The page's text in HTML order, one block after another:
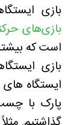
بازی
بازی‌های
است که
بازی
ایستگاه
پارک با